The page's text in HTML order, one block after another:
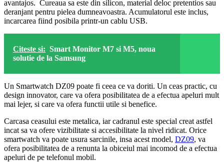
avantajos. Cureaua sa este din silicon, material deloc pretentios sau
deranjant pentru pielea dumneavoastra. Acumulatorul este inclus,
incarcarea fiind posibila printr-un cablu USB.
Citeste si: Smart Monitor M7 si M5, noua
solutie de la Samsung
Un Smartwatch DZ09 poate fi ceea ce va doriti. Un ceas practic, cu
design innovator, care va ofera posibilitatea de a efectua apeluri mult
mai lejer, si care va ofera functii utile si benefice.
Carcasa ceasului este metalica, iar cadranul este special creat astfel
incat sa va ofere vizibilitate si accesibilitate la nivel ridicat. Orice
smartwatch va poate usura sarcinile, insa acest model, DZ09, va
ofera posibilitatea de a renunta la obiceiul mai incomod de a efectua
apeluri de pe telefonul mobil.